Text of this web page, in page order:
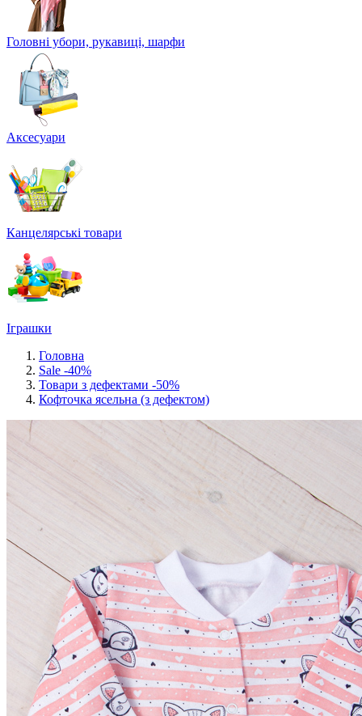
Головні убори, рукавиці, шарфи
Аксесуари
Канцелярські товари
Іграшки
Головна
Sale -40%
Товари з дефектами -50%
Кофточка ясельна (з дефектом)